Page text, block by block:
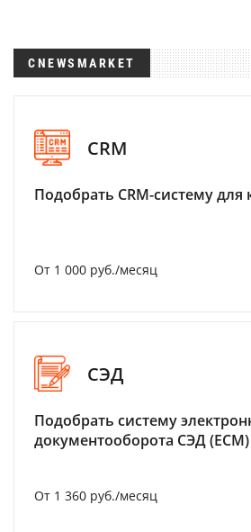
CNEWSMARKET
CRM
Подобрать CRM-систему
От 1 000 руб./месяц
СЭД
Подобрать систему
документооборота СЭД (ECM)
От 1 360 руб./месяц